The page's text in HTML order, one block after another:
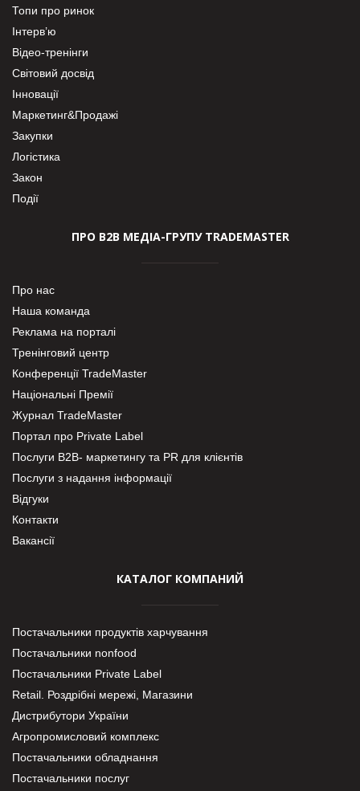
Топи про ринок
Інтерв’ю
Відео-тренінги
Світовий досвід
Інновації
Маркетинг&Продажі
Закупки
Логістика
Закон
Події
ПРО В2В МЕДІА-ГРУПУ TRADEMASTER
Про нас
Наша команда
Реклама на порталі
Тренінговий центр
Конференції TradeMaster
Національні Премії
Журнал TradeMaster
Портал про Private Label
Послуги В2В- маркетингу та PR для клієнтів
Послуги з надання інформації
Відгуки
Контакти
Вакансії
КАТАЛОГ КОМПАНИЙ
Постачальники продуктів харчування
Постачальники nonfood
Постачальники Private Label
Retail. Роздрібні мережі, Магазини
Дистрибутори України
Агропромисловий комплекс
Постачальники обладнання
Постачальники послуг